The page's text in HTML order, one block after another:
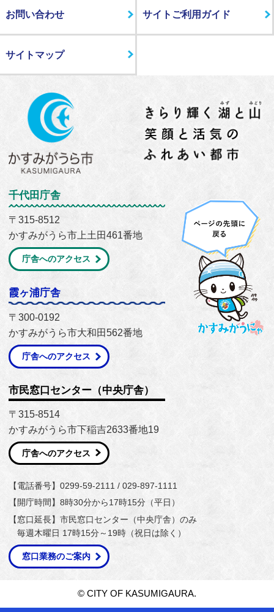
お問い合わせ サイトご利用ガイド
サイトマップ
千代田庁舎
〒315-8512
かすみがうら市上土田461番地
庁舎へのアクセス
霞ヶ浦庁舎
〒300-0192
かすみがうら市大和田562番地
庁舎へのアクセス
市民窓口センター（中央庁舎）
〒315-8514
かすみがうら市下稲吉2633番地19
庁舎へのアクセス
【電話番号】0299-59-2111 / 029-897-1111
【開庁時間】8時30分から17時15分（平日）
【窓口延長】市民窓口センター（中央庁舎）のみ
毎週木曜日 17時15分～19時（祝日は除く）
窓口業務のご案内
© CITY OF KASUMIGAURA.